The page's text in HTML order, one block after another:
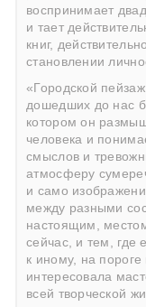
воспринимает
и тает
книг,
становлении
«Городской
дошедших до нас
котором он
человека и
смыслов и
атмосферу
и само
между разными
настоящим,
сейчас, и тем, где
к иному, на пороге
интересовала
всей творческой